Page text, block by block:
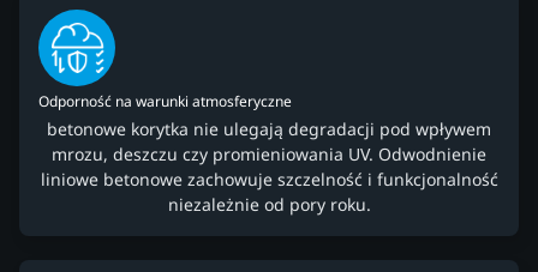
Odporność na warunki atmosferyczne
betonowe korytka nie ulegają degradacji pod wpływem
mrozu, deszczu czy promieniowania UV. Odwodnienie
liniowe betonowe zachowuje szczelność i funkcjonalność
niezależnie od pory roku.